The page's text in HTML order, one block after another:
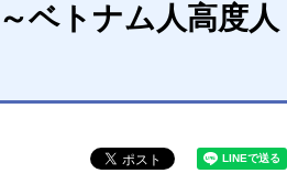
ベトナム人高度人